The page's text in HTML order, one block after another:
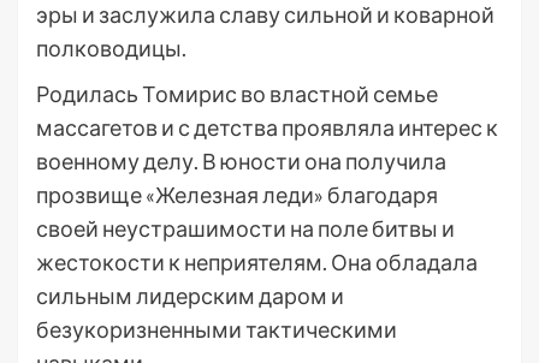
эры и заслужила славу сильной и коварной
полководицы.
Родилась Томирис во властной семье
массагетов и с детства проявляла интерес к
военному делу. В юности она получила
прозвище «Железная леди» благодаря
своей неустрашимости на поле битвы и
жестокости к неприятелям. Она обладала
сильным лидерским даром и
безукоризненными тактическими